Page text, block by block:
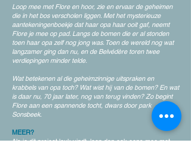
Loop mee met Flore en hoor, zie en ervaar de geheimen
die in het bos verscholen liggen. Met het mysterieuze
aantekeningenboekje dat haar opa haar ooit gaf, neemt
Flore je mee op pad. Langs de bomen die er al stonden
toen haar opa zelf nog jong was. Toen de wereld nog wat
langzamer ging dan nu, en de Belvédère toren twee
verdiepingen minder telde.
Wat betekenen al die geheimzinnige uitspraken en
krabbels van opa toch? Wat wist hij van de bomen? En wat
is daar nu, 70 jaar later, nog van terug vinden? Zo begint
Flore aan een spannende tocht, dwars door park
Sonsbeek.
MEER?
Als je dit project leuk vindt, loop dan ook eens mee met